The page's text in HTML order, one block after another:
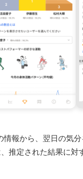
報から、翌日の気分
推定された結果に対